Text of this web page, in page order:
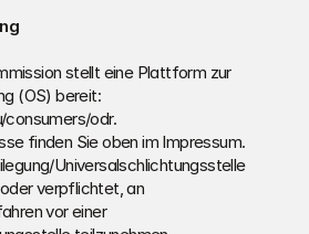
stellt eine Plattform zur
(OS) bereit:
odr.
finden Sie oben im Impressum.
Universal­schlichtungs­stelle
verpflichtet, an
vor einer